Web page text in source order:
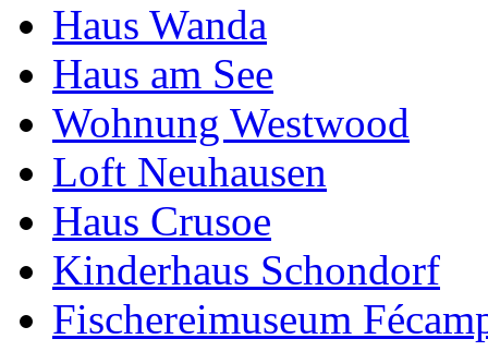
Haus Wanda
Haus am See
Wohnung Westwood
Loft Neuhausen
Haus Crusoe
Kinderhaus Schondorf
Fischereimuseum